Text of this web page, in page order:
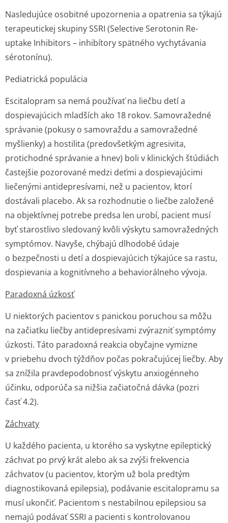
Nasledujúce osobitné upozornenia a opatrenia sa týkajú
terapeutickej skupiny SSRI (Selective Serotonin Re-
uptake Inhibitors – inhibítory spätného vychytávania
sérotonínu).
Pediatrická populácia
Escitalopram sa nemá používať na liečbu detí a
dospievajúcich mladších ako 18 rokov. Samovražedné
správanie (pokusy o samovraždu a samovražedné
myšlienky) a hostilita (predovšetkým agresivita,
protichodné správanie a hnev) boli v klinických štúdiách
častejšie pozorované medzi deťmi a dospievajúcimi
liečenými antidepresívami, než u pacientov, ktorí
dostávali placebo. Ak sa rozhodnutie o liečbe založené
na objektívnej potrebe predsa len urobí, pacient musí
byť starostlivo sledovaný kvôli výskytu samovražedných
symptómov. Navyše, chýbajú dlhodobé údaje
o bezpečnosti u detí a dospievajúcich týkajúce sa rastu,
dospievania a kognitívneho a behaviorálneho vývoja.
Paradoxná úzkosť
U niektorých pacientov s panickou poruchou sa môžu
na začiatku liečby antidepresívami zvýrazniť symptómy
úzkosti. Táto paradoxná reakcia obyčajne vymizne
v priebehu dvoch týždňov počas pokračujúcej liečby. Aby
sa znížila pravdepodobnosť výskytu anxiogénneho
účinku, odporúča sa nižšia začiatočná dávka (pozri
časť 4.2).
Záchvaty
U každého pacienta, u ktorého sa vyskytne epileptický
záchvat po prvý krát alebo ak sa zvýši frekvencia
záchvatov (u pacientov, ktorým už bola predtým
diagnostikovaná epilepsia), podávanie escitalopramu sa
musí ukončiť. Pacientom s nestabilnou epilepsiou sa
nemajú podávať SSRI a pacienti s kontrolovanou